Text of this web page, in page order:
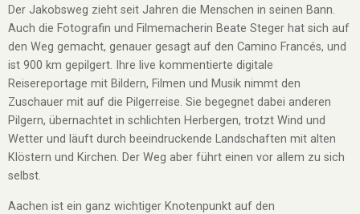
Der Jakobsweg zieht seit Jahren die Menschen in seinen Bann.
Auch die Fotografin und Filmemacherin Beate Steger hat sich auf
den Weg gemacht, genauer gesagt auf den Camino Francés, und
ist 900 km gepilgert. Ihre live kommentierte digitale
Reisereportage mit Bildern, Filmen und Musik nimmt den
Zuschauer mit auf die Pilgerreise. Sie begegnet dabei anderen
Pilgern, übernachtet in schlichten Herbergen, trotzt Wind und
Wetter und läuft durch beeindruckende Landschaften mit alten
Klöstern und Kirchen. Der Weg aber führt einen vor allem zu sich
selbst.
Aachen ist ein ganz wichtiger Knotenpunkt auf den